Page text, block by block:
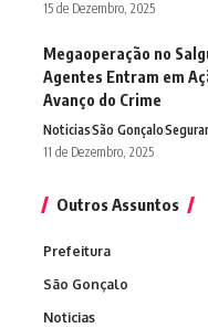
15 de Dezembro, 2025
Megaoperação no
Agentes Entram em
Avanço do Crime
NoticiasSão Gonçalo
11 de Dezembro, 2025
Outros Assuntos
Prefeitura
São Gonçalo
Noticias